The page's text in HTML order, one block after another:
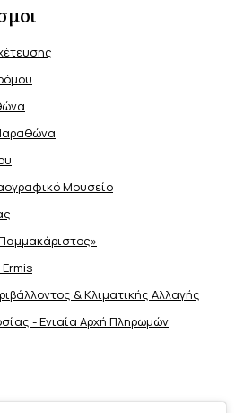
Μουσείο
& Κλιματικής Aλλαγής
- Ενιαία Αρχή Πληρωμών